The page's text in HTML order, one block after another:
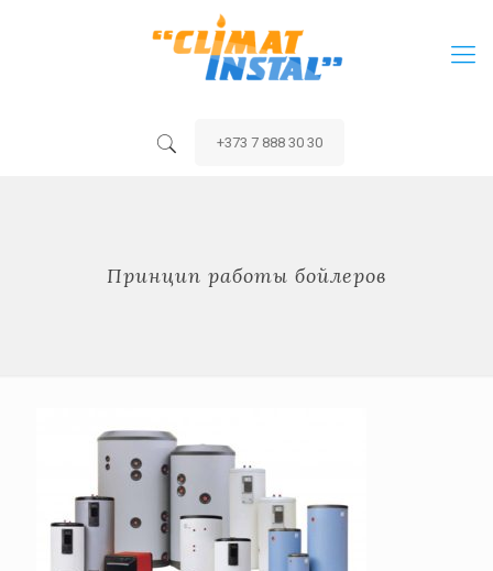
+373 7 888 30 30
Принцип работы бойлеров